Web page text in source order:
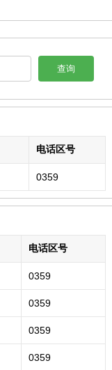
查询
电话区号
0359
电话区号
0359
0359
0359
0359